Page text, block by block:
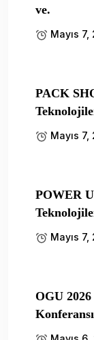
ve.
Mayıs 7,
PACK
Mayıs 7,
POWER
Mayıs 7,
OGU
Konferansı